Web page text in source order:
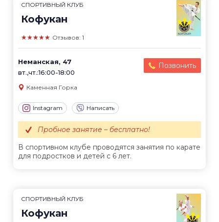
СПОРТИВНЫЙ КЛУБ
Кофукан
★★★★★ Отзывов: 1
Неманская, 47
вт.,чт.:16:00-18:00
Позвонить
Каменная Горка
Instagram Написать
В спортивном клубе проводятся занятия по карате
для подростков и детей с 6 лет.
Пробное занятие – бесплатно!
СПОРТИВНЫЙ КЛУБ
Кофукан